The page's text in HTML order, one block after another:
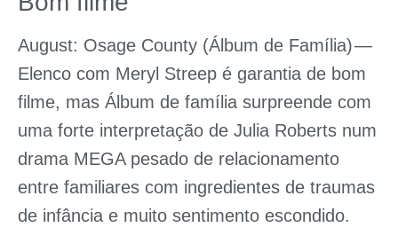
August: Osage County (Álbum de Família)—
Elenco com Meryl Streep é garantia de bom
filme, mas Álbum de família surpreende com
uma forte interpretação de Julia Roberts num
drama MEGA pesado de relacionamento
entre familiares com ingredientes de traumas
de infância e muito sentimento escondido.